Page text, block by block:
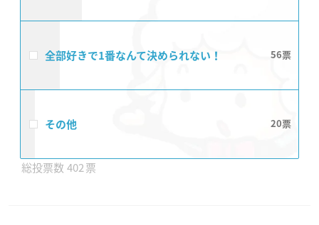
全部好きで1番なんて決められない！ 56
その他 20
402